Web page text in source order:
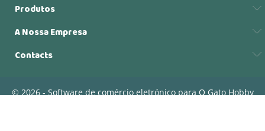
Produtos
A Nossa Empresa
Contacts
© 2026 - Software de comércio eletrónico para O Gato Hobby